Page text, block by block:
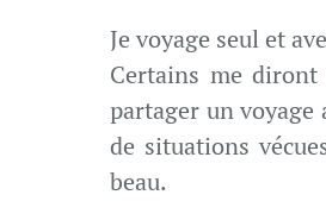
Je voyage seul et
Certains me diront
partager un voyage
de situations
beau.